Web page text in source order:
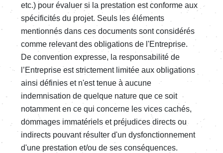
etc.) pour évaluer si la prestation est conforme aux
spécificités du projet. Seuls les éléments
mentionnés dans ces documents sont considérés
comme relevant des obligations de l'Entreprise.
De convention expresse, la responsabilité de
l’Entreprise est strictement limitée aux obligations
ainsi définies et n'est tenue à aucune
indemnisation de quelque nature que ce soit
notamment en ce qui concerne les vices cachés,
dommages immatériels et préjudices directs ou
indirects pouvant résulter d'un dysfonctionnement
d'une prestation et/ou de ses conséquences.